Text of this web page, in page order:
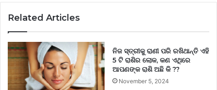
Related Articles
ନିଜ ସ୍ତ୍ରୀକୁ ରାଣୀ ପରି ରଖିଥାନ୍ତି ଏହି
5 ଟି ରାଶିର ଲୋକ, କଣ ଏଥିରେ
ଆପଣଙ୍କ ରାଶି ଅଛି କି ??
November 5, 2024